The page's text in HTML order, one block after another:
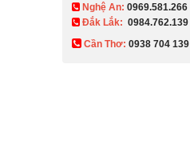
Nghệ An:0969.581.266
Đắk Lắk: 0984.762.139
Cần Thơ:0938 704 139​